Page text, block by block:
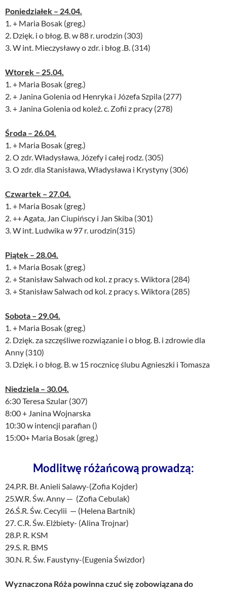
Poniedziałek – 24.04.
1. + Maria Bosak (greg.)
2. Dzięk. i o błog. B. w 88 r. urodzin (303)
3. W int. Mieczysławy o zdr. i błog .B. (314)
Wtorek – 25.04.
1. + Maria Bosak (greg.)
2. + Janina Golenia od Henryka i Józefa Szpila (277)
3. + Janina Golenia od koleż. c. Zofii z pracy (278)
Środa – 26.04.
1. + Maria Bosak (greg.)
2. O zdr. Władysława, Józefy i całej rodz. (305)
3. O zdr. dla Stanisława, Władysława i Krystyny (306)
Czwartek – 27.04.
1. + Maria Bosak (greg.)
2. ++ Agata, Jan Ciupińscy i Jan Skiba (301)
3. W int. Ludwika w 97 r. urodzin(315)
Piątek – 28.04.
1. + Maria Bosak (greg.)
2. + Stanisław Salwach od kol. z pracy s. Wiktora (284)
3. + Stanisław Salwach od kol. z pracy s. Wiktora (285)
Sobota – 29.04.
1. + Maria Bosak (greg.)
2. Dzięk. za szczęśliwe rozwiązanie i o błog. B. i zdrowie dla
Anny (310)
3. Dzięk. i o błog. B. w 15 rocznicę ślubu Agnieszki i Tomasza
Niedziela – 30.04.
6:30 Teresa Szular (307)
8:00 + Janina Wojnarska
10:30 w intencji parafian ()
15:00+ Maria Bosak (greg.)
Modlitwę różańcową prowadzą:
24.P.R. Bł. Anieli Salawy-(Zofia Kojder)
25.W.R. Św. Anny — (Zofia Cebulak)
26.Ś.R. Św. Cecylii — (Helena Bartnik)
27. C.R. Św. Elżbiety- (Alina Trojnar)
28.P. R. KSM
29.S. R. BMS
30.N. R. Św. Faustyny-(Eugenia Świzdor)
Wyznaczona Róża powinna czuć się zobowiązana do